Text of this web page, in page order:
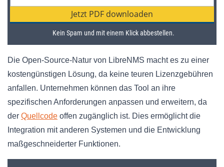
Die Open-Source-Natur von LibreNMS macht es zu einer
kostengünstigen Lösung, da keine teuren Lizenzgebühren
anfallen. Unternehmen können das Tool an ihre
spezifischen Anforderungen anpassen und erweitern, da
der Quellcode offen zugänglich ist. Dies ermöglicht die
Integration mit anderen Systemen und die Entwicklung
maßgeschneiderter Funktionen.